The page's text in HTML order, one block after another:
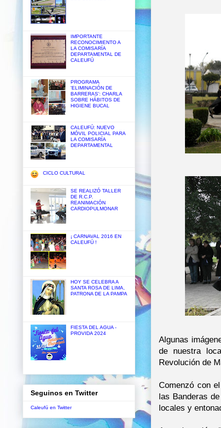
Algunas
de nuestra
Revolución de
Comenzó con
las Banderas
locales y
IMPORTANTE
RECONOCIMIENTO A
LA COMISARÍA
DEPARTAMENTAL DE
CALEUFÚ
PROGRAMA
'ELIMINACIÓN DE
BARRERAS': CHARLA
SOBRE HÁBITOS DE
HIGIENE BUCAL
CALEUFÚ: NUEVO
MÓVIL POLICIAL PARA
LA COMISARÍA
DEPARTAMENTAL
CICLO CULTURAL
SE REALIZÓ TALLER
DE R.C.P.
REANIMACIÓN
CARDIOPULMONAR
¡ CARNAVAL 2016 EN
CALEUFÚ !
HOY SE CELEBRA A
SANTA ROSA DE LIMA,
PATRONA DE LA PAMPA
FIESTA DEL AGUA -
PROVIDA 2024
Seguinos en Twitter
Caleufú en Twitter